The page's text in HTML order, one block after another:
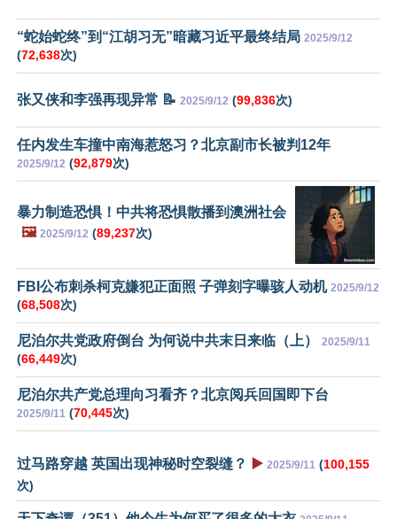
“蛇始蛇终”到“江胡习无”暗藏习近平最终结局 2025/9/12
(72,638次)
张又侠和李强再现异常 📝 2025/9/12 (99,836次)
任内发生车撞中南海惹怒习？北京副市长被判12年
2025/9/12 (92,879次)
暴力制造恐惧！中共将恐惧散播到澳洲社会
🖼️ 2025/9/12 (89,237次)
FBI公布刺杀柯克嫌犯正面照 子弹刻字曝骇人动机 2025/9/12
(68,508次)
尼泊尔共党政府倒台 为何说中共末日来临（上） 2025/9/11
(66,449次)
尼泊尔共产党总理向习看齐？北京阅兵回国即下台
2025/9/11 (70,445次)
过马路穿越 英国出现神秘时空裂缝？ ▶️ 2025/9/11 (100,155
次)